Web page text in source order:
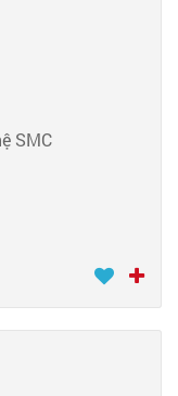
SMC